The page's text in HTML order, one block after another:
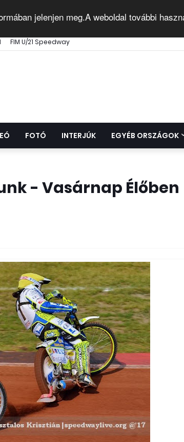
jelenjen meg.A weboldal további
FIM U/21 Speedway
FOTÓ INTERJÚK EGYÉB ORSZÁGOK
- Vasárnap Élőben